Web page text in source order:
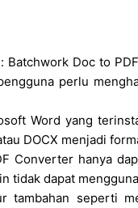
Doc to
perlu
Word yang
DOCX menjadi
Converter hanya
tidak dapat
seperti